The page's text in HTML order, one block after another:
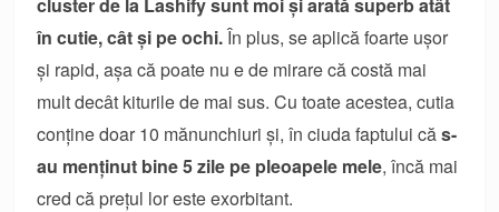
în cutie, cât și pe ochi.În plus, se aplică foarte ușor
și rapid, așa că poate nu e de mirare că costă mai
mult decât kiturile de mai sus. Cu toate acestea, cutia
conține doar 10 mănunchiuri și, în ciuda faptului căs-
au menținut bine 5 zile pe pleoapele mele, încă mai
cred că prețul lor este exorbitant.